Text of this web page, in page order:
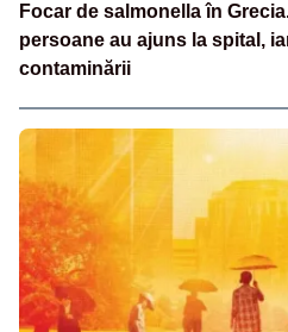
Focar de salmonella în
persoane au ajuns la spital,
contaminării